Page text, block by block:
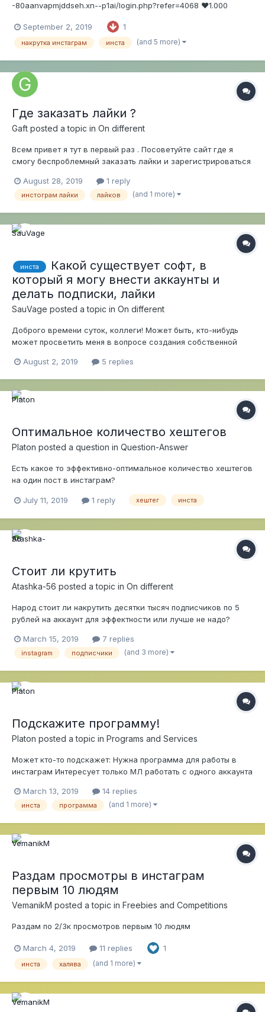
-80ааnvарmjddsеh.хn--p1аi/login.php?refer=4068 ❤️1.000
просмотров - 0.90 копеек 🌍Накручиваем все соц сети по
самым выгодным ценам! 😇И еще огромный плюс то что сайт
September 2, 2019 1
накрутка инстаграм инста (and 5 more)
Где заказать лайки ?
Gaft posted a topic in On different
Всем привет я тут в первый раз . Посоветуйте сайт где я
смогу беспроблемный заказать лайки и зарегистрироваться
August 28, 2019
1 reply
инстограм лайки лайков (and 1 more)
инста
Какой существует софт, в
который я могу внести аккаунты и
делать подписки, лайки
SauVage posted a topic in On different
Доброго времени суток, коллеги! Может быть, кто-нибудь
может просветить меня в вопросе создания собственной
Какой существует софт, в который я могу внести все эти
аккаунты и делать подписки, лайки и тп?
August 2, 2019 5 replies
Оптимальное количество хештегов
Platon posted a question in Question-Answer
Есть какое то эффективно-оптимальное количество хештегов
на один пост в инстаграм?
July 11, 2019 1 reply хештег инста
Стоит ли крутить
Atashka-56 posted a topic in On different
Народ стоит ли накрутить десятки тысяч подписчиков по 5
рублей на аккаунт для эффектности или лучше не надо?
March 15, 2019
7 replies
instagram подписчики (and 3 more)
Подскажите программу!
Platon posted a topic in Programs and Services
Может кто-то подскажет: Нужна программа для работы в
инстаграм Интересует только МЛ работать с одного аккаунта
или не очень дорого) P.S Чувствую что лучше написать
шаблон на Zennoposter Но попытка не пытка P.P....
March 13, 2019 14 replies
инста программа (and 1 more)
Раздам просмотры в инстаграм
первым 10 людям
VemanikM posted a topic in Freebies and Competitions
Раздам по 2/3к просмотров первым 10 людям
March 4, 2019 11 replies 1
инста халява (and 1 more)